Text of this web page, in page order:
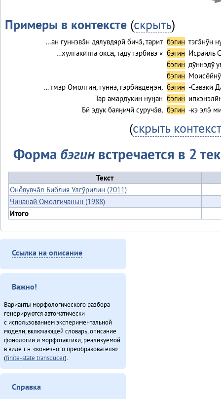
Примеры в контексте(скрыть)
…ан гуннэвэ̄н дялувдярӣ бичэ̄, тарит бэгин тэгэ̄нӯн
…хулгакӣтпа о̄кса̄, тадӯ гэрбӣвэ « бэгин Исраиль
бэгин дӯннэдӯ
бэгин
…̄тмэр Омолгин, гуннэ, гэрбӣвдеӈэ̄н, бэгин -Сэвэкӣ
Тар амардукин нуӈан бэгин
Бӣ эдук баяӈичӣ суручэ̄в, бэгин -кэ элэ̄
(скрыть контекст
Форма бэгин встречается в 2
Текст
Онё̄вувча̄л Библия Улгӯрилин (2011)
Чинанай Омолгичанын (1988)
Итого
Ссылка на описание
Важно!
Варианты морфологического разбора
генерируются автоматически
с использованием экспериментальной
модели, включающей словарь, описание
фонологии и морфотактики, реализуемой
в виде т.н. «конечного преобразователя»
(finite-state transducer).
Справка